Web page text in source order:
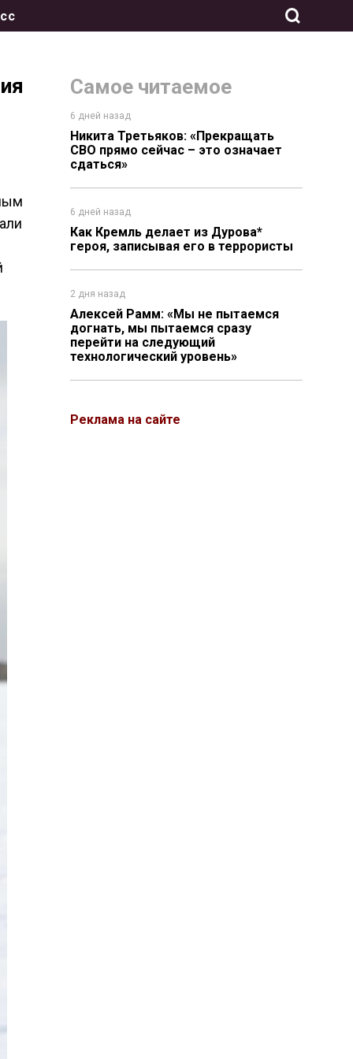
Самое читаемое
6 дней назад
Никита Третьяков: «Прекращать
СВО прямо сейчас – это означает
сдаться»
6 дней назад
Как Кремль делает из Дурова*
героя, записывая его в террористы
2 дня назад
Алексей Рамм: «Мы не пытаемся
догнать, мы пытаемся сразу
перейти на следующий
технологический уровень»
Реклама на сайте